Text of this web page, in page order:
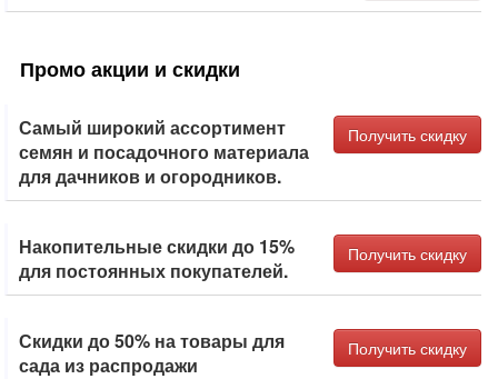
Промо акции и скидки
Самый широкий ассортимент
семян и посадочного материала
для дачников и огородников.
Получить скидку
Накопительные скидки до 15%
для постоянных покупателей.
Получить скидку
Скидки до 50% на товары для
сада из распродажи
Получить скидку